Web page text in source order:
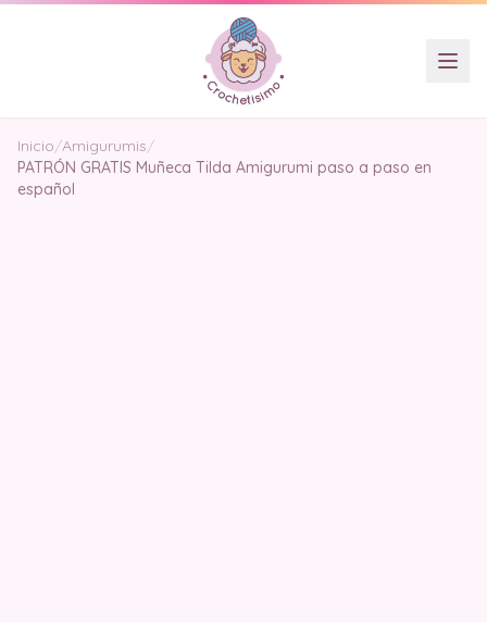
Inicio/Amigurumis/
PATRÓN GRATIS Muñeca Tilda Amigurumi paso a paso en
español